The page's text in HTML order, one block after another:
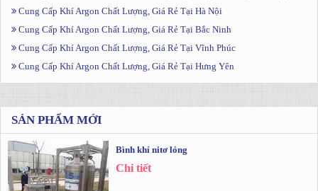
Cung Cấp Khí Argon Chất Lượng, Giá Rẻ Tại Hà Nội
Cung Cấp Khí Argon Chất Lượng, Giá Rẻ Tại Bắc Ninh
Cung Cấp Khí Argon Chất Lượng, Giá Rẻ Tại Vĩnh Phúc
Cung Cấp Khí Argon Chất Lượng, Giá Rẻ Tại Hưng Yên
SẢN PHẨM MỚI
Bình khí nitơ lỏng
Chi tiết